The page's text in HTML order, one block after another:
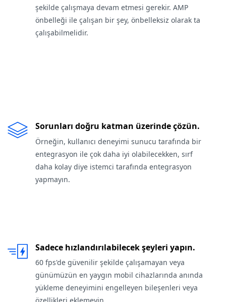
şekilde çalışmaya devam etmesi gerekir. AMP
önbelleği ile çalışan bir şey, önbelleksiz olarak ta
çalışabilmelidir.
Sorunları doğru katman üzerinde çözün.
Örneğin, kullanıcı deneyimi sunucu tarafında bir
entegrasyon ile çok daha iyi olabilecekken, sırf
daha kolay diye istemci tarafında entegrasyon
yapmayın.
Sadece hızlandırılabilecek şeyleri yapın.
60 fps'de güvenilir şekilde çalışamayan veya
günümüzün en yaygın mobil cihazlarında anında
yükleme deneyimini engelleyen bileşenleri veya